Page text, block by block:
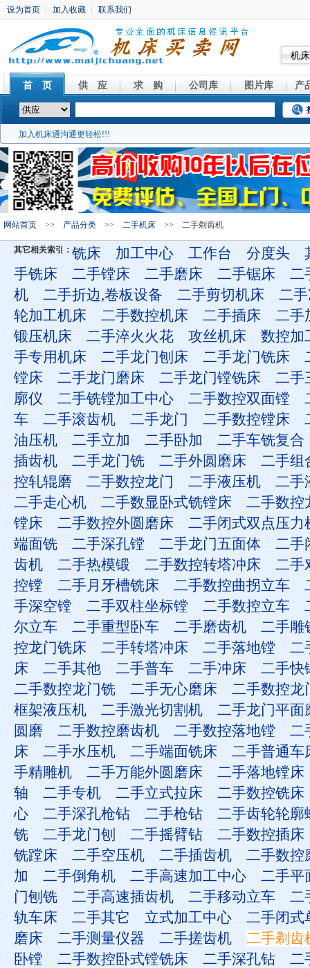
机
首 页 供 应 求 购 公司库 图片库 产
加入机床通沟通更轻松!!!
网站首页 >> 产品分类 >> 二手机床 >> 二手剃齿机
其它相关索引： 铣床 加工中心 工作台 分度头
手铣床
二手镗床 二手磨床 二手锯床
二
机
二手折边,卷板设备 二手剪切机床
二
轮加工机床
二手数控机床 二手插床
二手
锻压机床
二手淬火火花 攻丝机床
数控加
手专用机床
二手龙门刨床 二手龙门铣床
镗床
二手龙门磨床 二手龙门镗铣床
二手
廓仪
二手铣镗加工中心 二手数控双面镗
车
二手滚齿机 二手龙门 二手数控镗床
油压机
二手立加 二手卧加
二手车铣复合
插齿机
二手龙门铣 二手外圆磨床
二手组
控轧辊磨
二手数控龙门 二手液压机
二手
二手走心机
二手数显卧式铣镗床
二手数控
镗床
二手数控外圆磨床
二手闭式双点压力
端面铣
二手深孔镗 二手龙门五面体
二手
齿机
二手热模锻 二手数控转塔冲床
二手
控镗
二手月牙槽铣床 二手数控曲拐立车
手深空镗
二手双柱坐标镗 二手数控立车
尔立车
二手重型卧车 二手磨齿机
二手雕
控龙门铣床
二手转塔冲床 二手落地镗
二
床
二手其他 二手普车 二手冲床
二手快
二手数控龙门铣
二手无心磨床
二手数控龙
框架液压机
二手激光切割机
二手龙门平面
圆磨
二手数控磨齿机 二手数控落地镗
二
床
二手水压机 二手端面铣床
二手普通车
手精雕机
二手万能外圆磨床
二手落地镗床
轴
二手专机 二手立式拉床
二手数控铣床
心
二手深孔枪钻 二手枪钻
二手齿轮轮廓
铣
二手龙门刨 二手摇臂钻
二手数控插床
铣蹚床
二手空压机 二手插齿机
二手数控
加
二手倒角机 二手高速加工中心
二手平
门刨铣
二手高速插齿机 二手移动立车
二
轨车床
二手其它 立式加工中心
二手闭式
磨床
二手测量仪器 二手搓齿机
二手剃齿
卧镗
二手数控卧式镗铣床 二手深孔钻
二